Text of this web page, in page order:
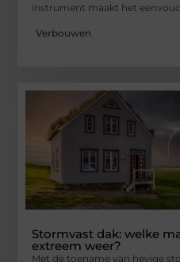
instrument maakt het
Verbouwen
Stormvast dak: welke
extreem weer?
Met de toename van hevige